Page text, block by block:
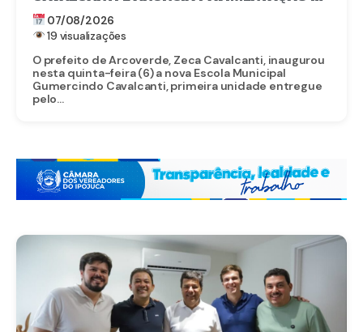
QUASE 100 RUAS EM ARCOVERDE
07/08/2026
19 visualizações
O prefeito de Arcoverde, Zeca Cavalcanti, inaugurou
nesta quinta-feira (6) a nova Escola Municipal
Gumercindo Cavalcanti, primeira unidade entregue
pelo...